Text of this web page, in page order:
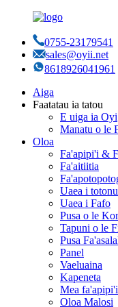
0755-23179541
sales@oyii.net
8618926041961
Aiga
Faatatau ia tatou
E uiga ia Oyi
Manatu o le
Oloa
Fa'apipi'i &
Fa'aitiitia
Uaea i totonu
Uaea i Fafo
Pusa o le
Tapuni o le
Pusa
Panel
Vaeluaina
Kapeneta
Mea fa'apipi'i
Oloa Malosi